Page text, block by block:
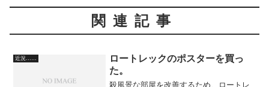
関連記事
近況……
ロートレックのポスターを買っ
た。
殺風景な部屋を改善するため、ロートレ